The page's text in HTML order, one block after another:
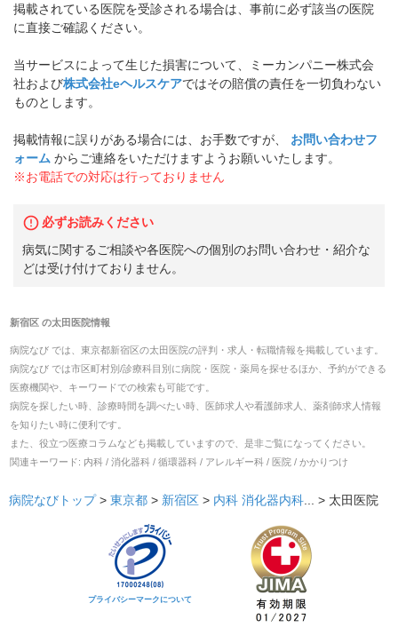
掲載されている医院を受診される場合は、事前に必ず該当の医院
に直接ご確認ください。
当サービスによって生じた損害について、ミーカンパニー株式会
社および株式会社eヘルスケアではその賠償の責任を一切負わない
ものとします。
掲載情報に誤りがある場合には、お手数ですが、
お問い合わせフ
ォーム からご連絡をいただけますようお願いいたします。
※お電話での対応は行っておりません
必ずお読みください
病気に関するご相談や各医院への個別のお問い合わせ・紹介な
どは受け付けておりません。
新宿区の太田医院情報
病院なび では、 東京都新宿区の太田医院の評判・求人・転職情報を掲載しています。
病院なび では市区町村別/診療科目別に病院・医院・薬局を探せるほか、予約ができる
医療機関や、キーワードでの検索も可能です。
病院を探したい時、診療時間を調べたい時、医師求人や看護師求人、薬剤師求人情報
を知りたい時に便利です。
また、役立つ医療コラムなども掲載していますので、是非ご覧になってください。
関連キーワード: 内科 / 消化器科 / 循環器科 / アレルギー科 / 医院 / かかりつけ
病院なびトップ > 東京都 > 新宿区 > 内科 消化器内科... > 太田医院
プライバシーマークについて